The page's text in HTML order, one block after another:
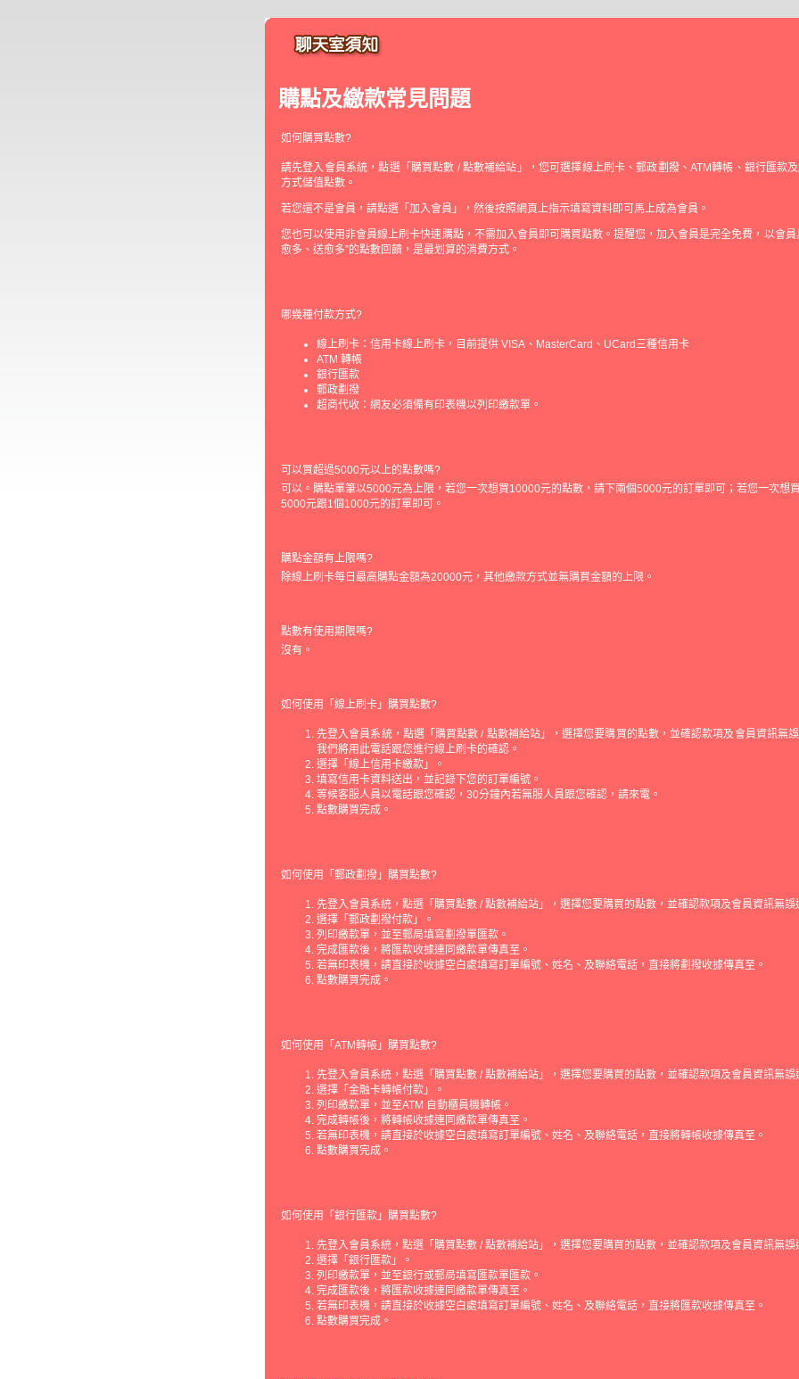
購點及繳款常見問題
如何購買點數?
請先登入會員系統，點選「購買點數 / 點數補給站」，您可選擇線上刷卡、郵政劃撥、ATM轉帳、銀行匯款
方式儲值點數。
若您還不是會員，請點選「加入會員」，然後按照網頁上指示填寫資料即可馬上成為會員。
您也可以使用非會員線上刷卡快速購點，不需加入會員即可購買點數。提醒您，加入會員是完全免費，以會員
愈多、送愈多”的點數回饋，是最划算的消費方式。
哪幾種付款方式?
線上刷卡：信用卡線上刷卡，目前提供 VISA、MasterCard、UCard三種信用卡
ATM 轉帳
銀行匯款
郵政劃撥
超商代收：網友必須備有印表機以列印繳款單。
可以買超過5000元以上的點數嗎?
可以。購點單筆以5000元為上限，若您一次想買10000元的點數，請下兩個5000元的訂單即可；若您一次想
5000元跟1個1000元的訂單即可。
購點金額有上限嗎?
除線上刷卡每日最高購點金額為20000元，其他繳款方式並無購買金額的上限。
點數有使用期限嗎?
沒有。
如何使用「線上刷卡」購買點數?
先登入會員系統，點選「購買點數 / 點數補給站」，選擇您要購買的點數，並確認款項及會員資訊無
我們將用此電話跟您進行線上刷卡的確認。
選擇「線上信用卡繳款」。
填寫信用卡資料送出，並記錄下您的訂單編號。
等候客服人員以電話跟您確認，30分鐘內若無服人員跟您確認，請來電。
點數購買完成。
如何使用「郵政劃撥」購買點數?
先登入會員系統，點選「購買點數 / 點數補給站」，選擇您要購買的點數，並確認款項及會員資訊無誤
選擇「郵政劃撥付款」。
列印繳款單，並至郵局填寫劃撥單匯款。
完成匯款後，將匯款收據連同繳款單傳真至。
若無印表機，請直接於收據空白處填寫訂單編號、姓名、及聯絡電話，直接將劃撥收據傳真至。
點數購買完成。
如何使用「ATM轉帳」購買點數?
先登入會員系統，點選「購買點數 / 點數補給站」，選擇您要購買的點數，並確認款項及會員資訊無誤
選擇「金融卡轉帳付款」。
列印繳款單，並至ATM 自動櫃員機轉帳。
完成轉帳後，將轉帳收據連同繳款單傳真至。
若無印表機，請直接於收據空白處填寫訂單編號、姓名、及聯絡電話，直接將轉帳收據傳真至。
點數購買完成。
如何使用「銀行匯款」購買點數?
先登入會員系統，點選「購買點數 / 點數補給站」，選擇您要購買的點數，並確認款項及會員資訊無誤
選擇「銀行匯款」。
列印繳款單，並至銀行或郵局填寫匯款單匯款。
完成匯款後，將匯款收據連同繳款單傳真至。
若無印表機，請直接於收據空白處填寫訂單編號、姓名、及聯絡電話，直接將匯款收據傳真至。
點數購買完成。